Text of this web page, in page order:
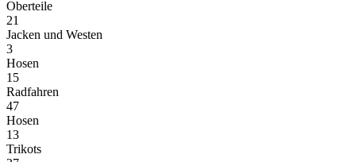
Oberteile
21
Jacken und Westen
3
Hosen
15
Radfahren
47
Hosen
13
Trikots